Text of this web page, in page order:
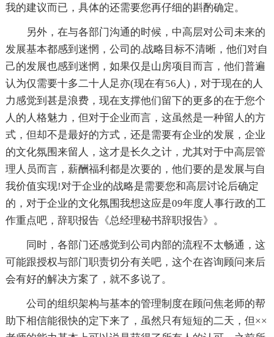
我的建议而已，具体的还需要您再仔细的斟酌确定。
另外，在与各部门沟通的时候，中高层对公司未来的
发展基本都感到迷惘，公司的.战略目标不清晰，他们对自
己的发展也感到迷惘，如果仅是山房项目而言，他们普遍
认为仅需要十多二十人足亦(现在有56人)，对于现在的人
力感觉到甚是浪费，现在支撑他们留下的更多的在于您个
人的人格魅力，但对于企业而言，这虽然是一种留人的方
式，但却不是最好的方式，还是需要有企业的发展，企业
的文化氛围来留人，这才是长久之计，尤其对于中高层管
理人员而言，薪酬福利都是次要的，他们要的是发展与自
我价值实现!对于企业的战略是需要您和高层讨论后确定
的，对于企业的文化氛围我想这应是09年度人事行政的工
作重点吧，辞职报告《总经理秘书辞职报告》。
同时，各部门还感觉到公司内部的流程不太畅通，这
可能跟授权与部门职责切分有关吧，这个在咨询顾问来后
会有好的解决方案了，就不多说了。
公司的组织架构与基本的管理制度在顾问焦老师的帮
助下相信能很快的定下来了，虽然只有短短的二天，但××